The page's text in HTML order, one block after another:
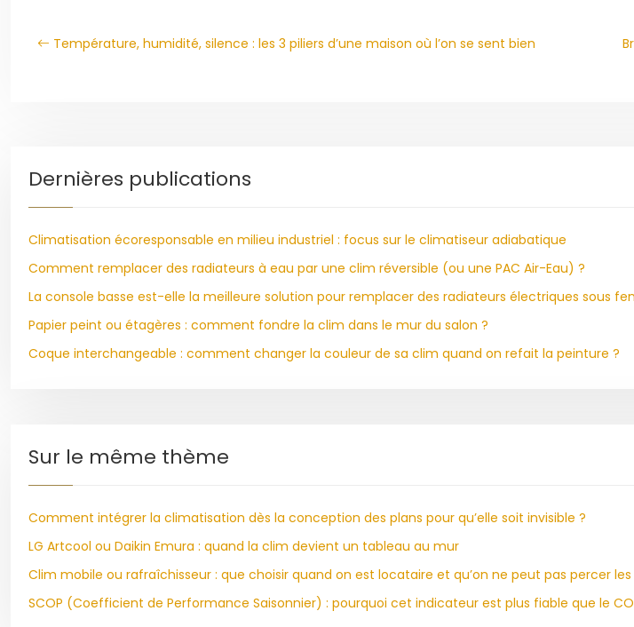
Température, humidité, silence : les 3 piliers d’une maison où l’on se sent bien
Dernières publications
Climatisation écoresponsable en milieu industriel : focus sur le climatiseur adiabatique
Comment remplacer des radiateurs à eau par une clim réversible (ou une PAC Air-Eau) ?
La console basse est-elle la meilleure solution pour remplacer des radiateurs électriques sous
Papier peint ou étagères : comment fondre la clim dans le mur du salon ?
Coque interchangeable : comment changer la couleur de sa clim quand on refait la peinture ?
Sur le même thème
Comment intégrer la climatisation dès la conception des plans pour qu’elle soit invisible ?
LG Artcool ou Daikin Emura : quand la clim devient un tableau au mur
Clim mobile ou rafraîchisseur : que choisir quand on est locataire et qu’on ne peut pas percer les
SCOP (Coefficient de Performance Saisonnier) : pourquoi cet indicateur est plus fiable que le